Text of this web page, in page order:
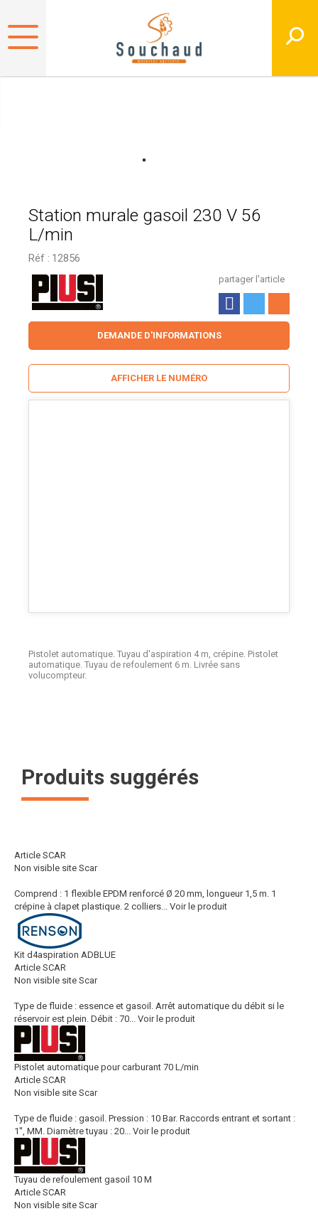
Station murale gasoil 230 V 56
L/min
Réf : 12856
partager l'article
Pistolet automatique. Tuyau d'aspiration 4 m, crépine. Pistolet
automatique. Tuyau de refoulement 6 m. Livrée sans
volucompteur.
DEMANDE D'INFORMATIONS
AFFICHER LE NUMÉRO
Produits suggérés
Article SCAR
Non visible site Scar
Comprend : 1 flexible EPDM renforcé Ø 20 mm, longueur 1,5 m. 1
crépine à clapet plastique. 2 colliers...
Voir le produit
Kit d4aspiration ADBLUE
Article SCAR
Non visible site Scar
Type de fluide : essence et gasoil. Arrêt automatique du débit si le
réservoir est plein. Débit : 70...
Voir le produit
Pistolet automatique pour carburant 70 L/min
Article SCAR
Non visible site Scar
Type de fluide : gasoil. Pression : 10 Bar. Raccords entrant et sortant :
1'', MM. Diamètre tuyau : 20...
Voir le produit
Tuyau de refoulement gasoil 10 M
Article SCAR
Non visible site Scar